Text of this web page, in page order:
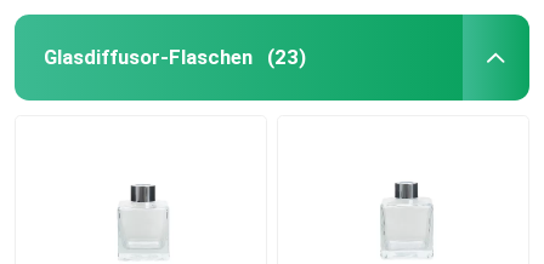
Glasdiffusor-Flaschen (23)